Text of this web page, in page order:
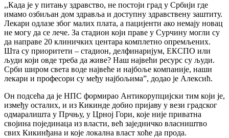
,,Када је у питању здравство, не постоји град у Србији где
имамо озбиљан дом здравља и доступну здравствену заштиту.
Лекари одлазе због малих плата, а пацијенти ако немају новац
не могу да се лече. За стадион који праве у Сурчину могли су
да направе 20 клиничких центара комплетно опремљених.
Шта су приоритети – стадион, делфинаријум, ЕКСПО или
људи који овде треба да живе? Наш највећи ресурс су људи.
Срби широм света воде највеће и најбоље компаније, наши
лекари и професори су међу најбољима”, додао је Алексић.
Он подсећа да је НПС формирао Антикорупцијски тим који је,
између осталих, и из Кикинде добио пријаву у вези градског
одмаралишта у Прчњу, у Црној Гори, које није приватна
својина појединаца из власти, већ заједничко власништво
свих Кикинђана и које локална власт хоће да прода.